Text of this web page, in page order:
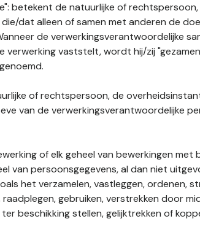
betekent de natuurlijke of
dat alleen of samen met anderen de
de verwerkingsverantwoordelijke
verwerking vaststelt, wordt hij/zij
of rechtspersoon, de
van de verwerkingsverantwoordelijke
of elk geheel van bewerkingen
van persoonsgegevens, al dan niet
het verzamelen, vastleggen, ordenen,
gebruiken, verstrekken door
beschikking stellen, gelijktrekken of